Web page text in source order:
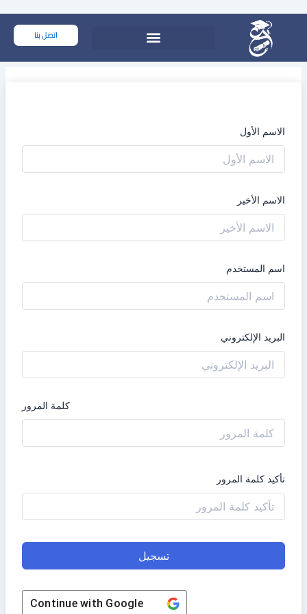
المحتوى
اتصل بنا
الاسم الأول
الاسم الأخير
اسم المستخدم
البريد الإلكتروني
كلمة المرور
تأكيد كلمة المرور
تسجيل
Continue with Google